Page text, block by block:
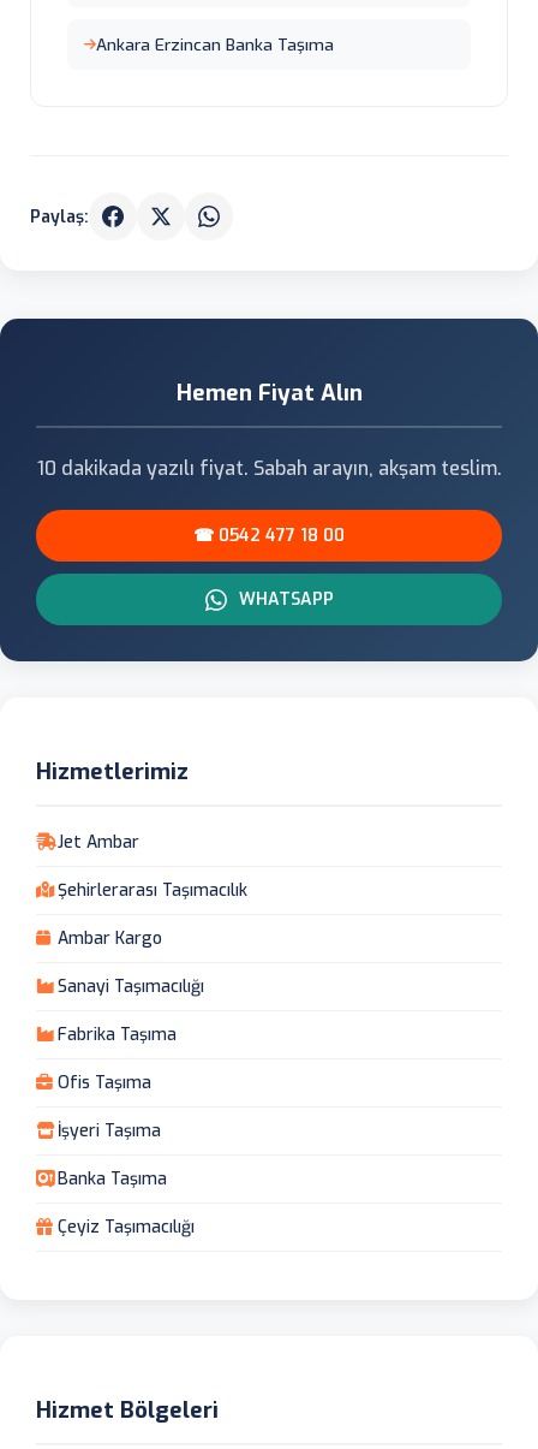
Ankara Erzincan Banka Taşıma
Paylaş:
Hemen Fiyat Alın
10 dakikada yazılı fiyat. Sabah arayın, akşam teslim.
☎ 0542 477 18 00
WHATSAPP
Hizmetlerimiz
Jet Ambar
Şehirlerarası Taşımacılık
Ambar Kargo
Sanayi Taşımacılığı
Fabrika Taşıma
Ofis Taşıma
İşyeri Taşıma
Banka Taşıma
Çeyiz Taşımacılığı
Hizmet Bölgeleri